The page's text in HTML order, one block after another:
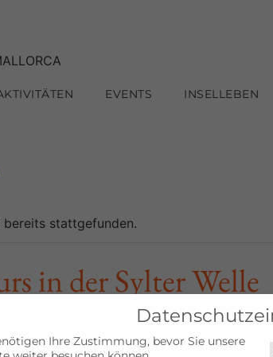
EVENTS INSELLEBEN
bereits stattgefunden.
in der Sylter Welle
Ihre Zustimmung, bevor Sie unsere